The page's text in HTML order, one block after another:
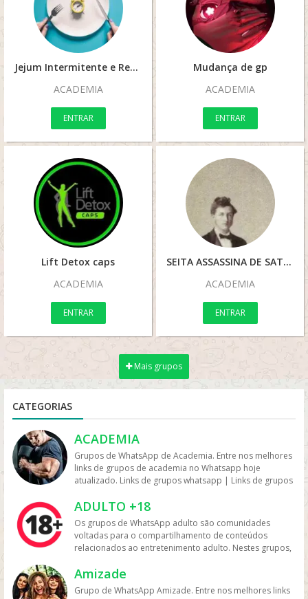
Jejum Intermitente e Reeducação Alimentar
ACADEMIA
ENTRAR
Mudança de gp
ACADEMIA
ENTRAR
Lift Detox caps
ACADEMIA
ENTRAR
SEITA ASSASSINA DE SATANÁS
ACADEMIA
ENTRAR
Mais grupos
CATEGORIAS
ACADEMIA
Grupos de WhatsApp de Academia. Entre nos melhores
links de grupos de academia no Whatsapp hoje
atualizado. Links de grupos whatsapp | Links de grupos
de Whatsapp – Link Grupo Whatsapp. Só os melhores
links de grupos do Whatsapp entre agora porque os
links podem expirar. Mas antes compartilhe os grupos
na redes sociais. Conheça os grupos na rede sociais
whatsapp e converse com pessoas porque é tudo de
bom. Interaja com pessoas do brasil inteiro e também
de fora do brasil. Em grupos de whatsapp, entre em
grupos que pessoa legais. Grupos de academia
ADULTO +18
Os grupos de WhatsApp adulto são comunidades
voltadas para o compartilhamento de conteúdos
relacionados ao entretenimento adulto. Nestes grupos,
discutir temas como sensualidade, relacionamento e
experiências pessoais. Muitos desses grupos focam na
Amizade
Grupo de WhatsApp Amizade. Entre nos melhores links